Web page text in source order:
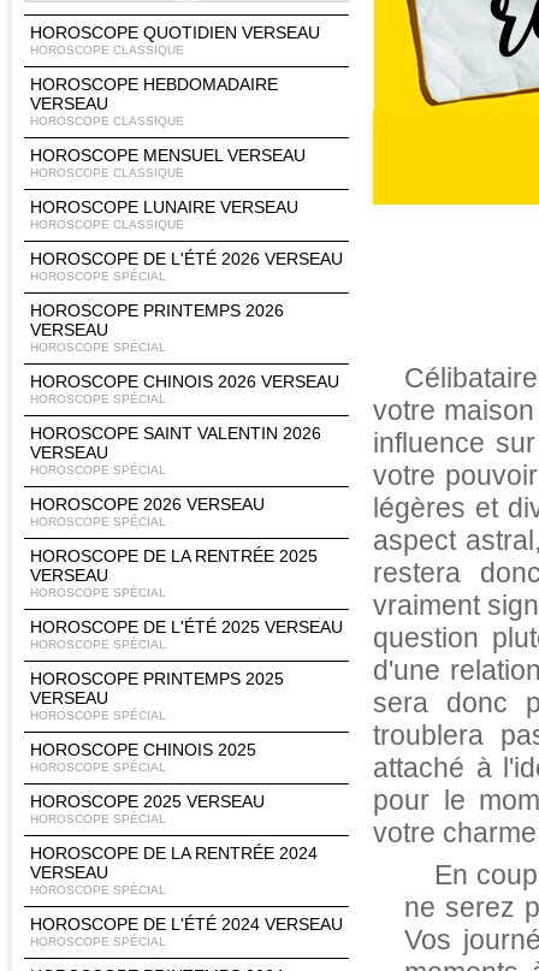
Bélier Taureau Gémeaux Cancer
Lion Vierge Balance Scorpion
Sagittaire Capricorne Verseau Poissons
HOROSCOPE QUOTIDIEN VERSEAU
HOROSCOPE CLASSIQUE
HOROSCOPE HEBDOMADAIRE
VERSEAU
HOROSCOPE CLASSIQUE
HOROSCOPE MENSUEL VERSEAU
HOROSCOPE CLASSIQUE
HOROSCOPE LUNAIRE VERSEAU
HOROSCOPE CLASSIQUE
HOROSCOPE DE L'ÉTÉ 2026 VERSEAU
HOROSCOPE SPÉCIAL
HOROSCOPE PRINTEMPS 2026
VERSEAU
HOROSCOPE SPÉCIAL
HOROSCOPE CHINOIS 2026 VERSEAU
HOROSCOPE SPÉCIAL
HOROSCOPE SAINT VALENTIN 2026
VERSEAU
HOROSCOPE SPÉCIAL
HOROSCOPE 2026 VERSEAU
HOROSCOPE SPÉCIAL
HOROSCOPE DE LA RENTRÉE 2025
VERSEAU
HOROSCOPE SPÉCIAL
HOROSCOPE DE L'ÉTÉ 2025 VERSEAU
HOROSCOPE SPÉCIAL
HOROSCOPE PRINTEMPS 2025
VERSEAU
HOROSCOPE SPÉCIAL
HOROSCOPE CHINOIS 2025
HOROSCOPE SPÉCIAL
HOROSCOPE 2025 VERSEAU
HOROSCOPE SPÉCIAL
HOROSCOPE DE LA RENTRÉE 2024
VERSEAU
HOROSCOPE SPÉCIAL
HOROSCOPE DE L'ÉTÉ 2024 VERSEAU
HOROSCOPE SPÉCIAL
votre
influence
votre
légères et
aspect
restera
vraiment
question
d'une
sera donc
troublera
attaché à
pour le
votre
En
ne serez
Vos